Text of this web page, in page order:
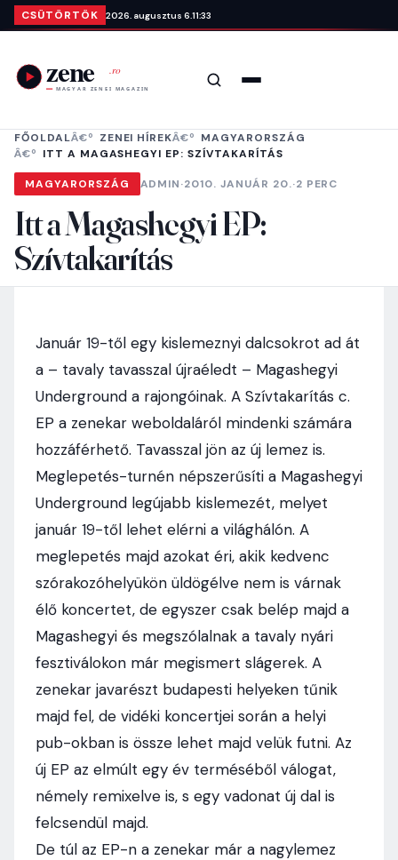
Ugrás a tartalomra
CSÜTÖRTÖK 2026. augusztus 6. 11:33
Keresés
FŐOLDAL ZENEI HÍREK
MAGYARORSZÁG
ITT A MAGASHEGYI EP: SZÍVTAKARÍTÁS
MAGYARORSZÁG ADMIN·2010. JANUÁR 20.·2 PERC
Itt a Magashegyi EP:
Szívtakarítás
Január 19-től egy kislemeznyi dalcsokrot ad át
a – tavaly tavasszal újraéledt – Magashegyi
Underground a rajongóinak. A Szívtakarítás c.
EP a zenekar weboldaláról mindenki számára
hozzáférhető. Tavasszal jön az új lemez is.
Meglepetés-turnén népszerűsíti a Magashegyi
Underground legújabb kislemezét, melyet
január 19-től lehet elérni a világhálón. A
meglepetés majd azokat éri, akik kedvenc
szórakozóhelyükön üldögélve nem is várnak
élő koncertet, de egyszer csak belép majd a
Magashegyi és megszólalnak a tavaly nyári
fesztiválokon már megismert slágerek. A
zenekar javarészt budapesti helyeken tűnik
majd fel, de vidéki koncertjei során a helyi
pub-okban is össze lehet majd velük futni. Az
új EP az elmúlt egy év terméséből válogat,
némely remixelve is, s egy vadonat új dal is
felcsendül majd.
De túl az EP-n a zenekar már a nagylemez